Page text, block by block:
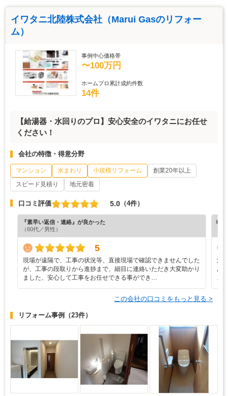
イワタニ北陸株式会社（Marui Gasのリフォー
ム）
事例中心価格帯
〜100万円
ホームプロ累計成約件数
14件
【給湯器・水回りのプロ】安心安全のイワタニにお任せ
ください！
会社の特徴・得意分野
マンション 水まわり 小規模リフォーム
創業20年以上
スピード見積り
地元密着
口コミ評価 5.0 （4件）
『素早い返信・連絡』が良かった
（60代／男性）
5
現場が遠隔で、工事の状況等、直接現場で確認できませんでした
が、工事の段取りから進捗まで、細目に連絡いただき大変助かり
ました、安心して工事をお任せできる事ができ…
※ホ
浴
あ
この会社の口コミをもっと見る >
リフォーム事例 （23件）